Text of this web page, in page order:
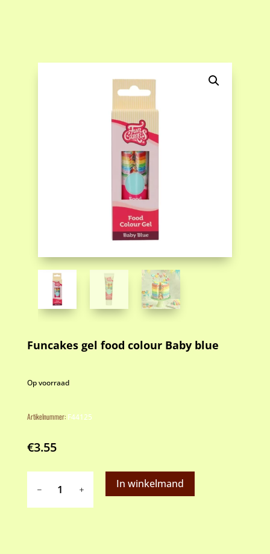
Funcakes gel food colour Baby blue
Op voorraad
Artikelnummer: F44125
€3.55
In winkelmand